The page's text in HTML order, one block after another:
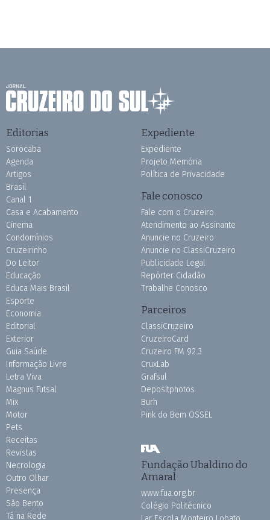
Editorias
Sorocaba
Agenda
Artigos
Brasil
Canal 1
Casa e Acabamento
Cinema
Condomínios
Cruzeirinho
Do Leitor
Educação
Educa Mais Brasil
Esporte
Economia
Editorial
Exterior
Guia Saúde
Informação Livre
Letra Viva
Magnus Futsal
Mix
Motor
Pets
Receitas
Revistas
Necrologia
Outro Olhar
Presença
São Bento
Tá na Rede
Expediente
Expediente
Projeto Memória
Política de Privacidade
Fale conosco
Fale com o Cruzeiro
Atendimento ao Assinante
Anuncie no Cruzeiro
Anuncie no ClassiCruzeiro
Publicidade Legal
Repórter Cidadão
Trabalhe Conosco
Parceiros
ClassiCruzeiro
CruzeiroCard
Cruzeiro FM 92.3
CruxLab
Grafsul
Depositphotos
Burh
Pink do Bem OSSEL
Fundação Ubaldino do
Amaral
www.fua.org.br
Colégio Politécnico